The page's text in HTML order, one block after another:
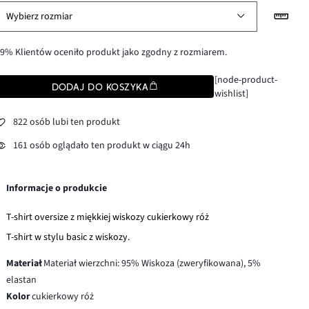
Wybierz rozmiar
Klientów oceniło produkt jako zgodny z rozmiarem.
DODAJ DO KOSZYKA
[node-product-
wishlist]
822 osób lubi ten produkt
161 osób oglądało ten produkt w ciągu 24h
Informacje o produkcie
T-shirt oversize z miękkiej wiskozy cukierkowy róż
T-shirt w stylu basic z wiskozy.
MateriałMateriał wierzchni: 95% Wiskoza (zweryfikowana), 5%
elastan
Kolorcukierkowy róż